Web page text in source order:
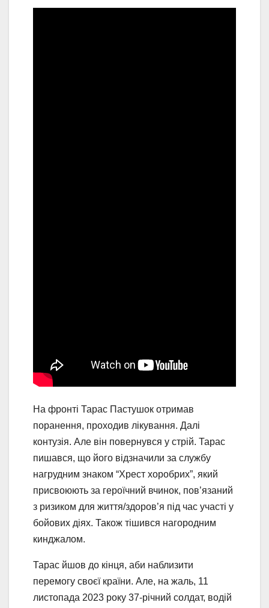
На фронті Тарас Пастушок отримав
поранення, проходив лікування. Далі
контузія. Але він повернувся у стрій. Тарас
пишався, що його відзначили за службу
нагрудним знаком “Хрест хоробрих”, який
присвоюють за героїчний вчинок, пов’язаний
з ризиком для життя/здоров’я під час участі у
бойових діях. Також тішився нагородним
кинджалом.
Тарас йшов до кінця, аби наблизити
перемогу своєї країни. Але, на жаль, 11
листопада 2023 року 37-річний солдат, водій